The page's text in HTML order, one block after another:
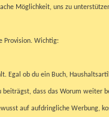
Möglichkeit, uns zu
Provision. Wichtig:
Egal ob du ein Buch,
dass das Worum weiter
auf aufdringliche Werbung,